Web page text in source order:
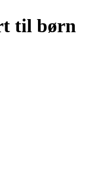
til børn